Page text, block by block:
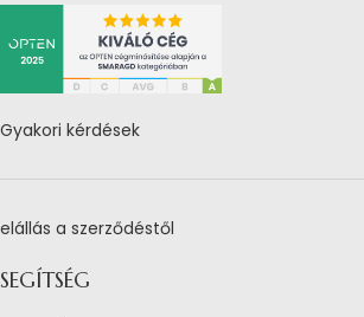
Gyakori kérdések
elállás a szerződéstől
SEGÍTSÉG